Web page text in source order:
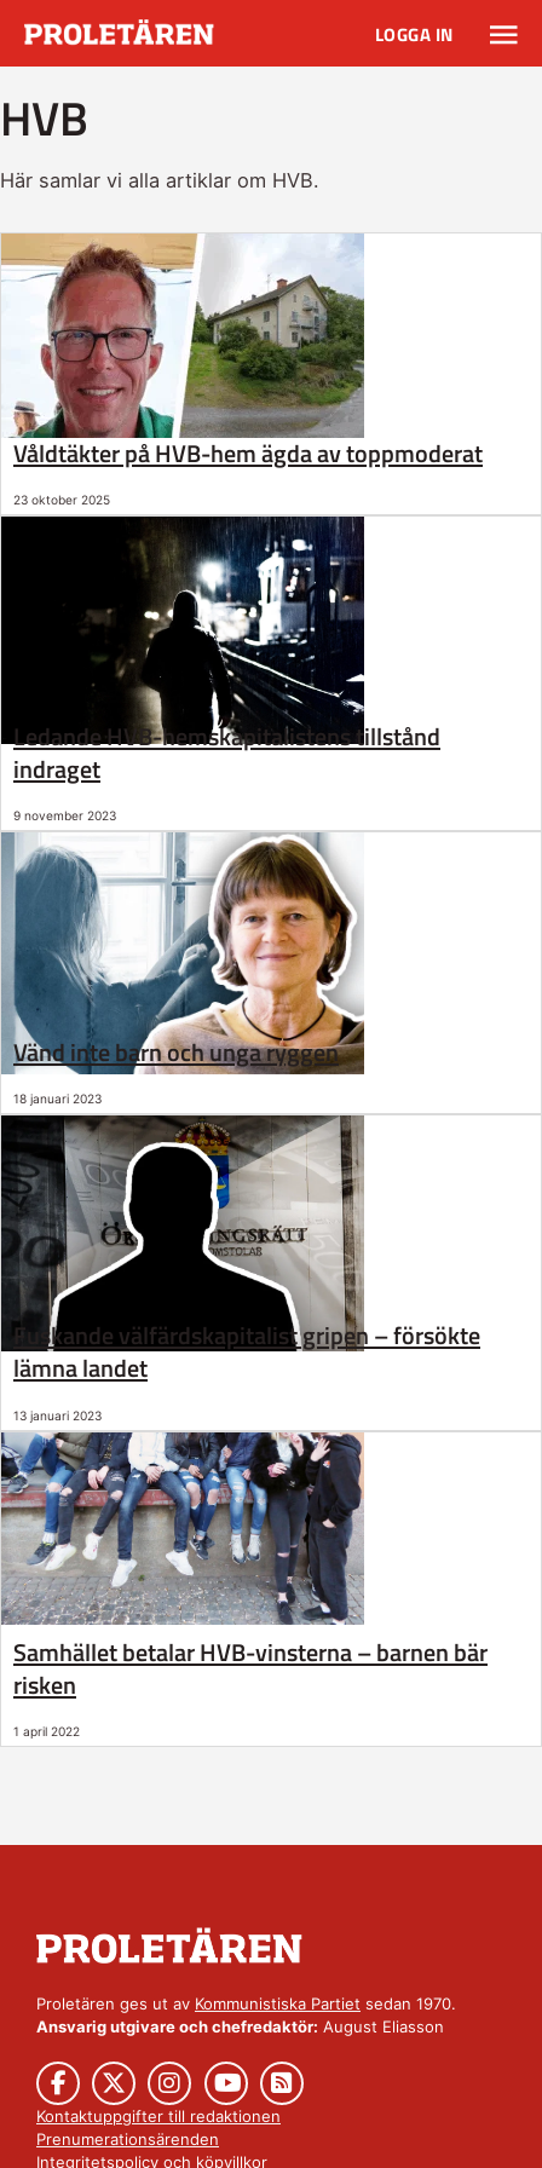
LOGGA IN
HVB
Här samlar vi alla artiklar om HVB.
Våldtäkter på HVB-hem ägda av toppmoderat
23 oktober 2025
Ledande HVB-hemskapitalistens tillstånd
indraget
9 november 2023
Vänd inte barn och unga ryggen
18 januari 2023
Fuskande välfärdskapitalist gripen – försökte
lämna landet
13 januari 2023
Samhället betalar HVB-vinsterna – barnen bär
risken
1 april 2022
Proletären ges ut av Kommunistiska Partiet sedan 1970.
Ansvarig utgivare och chefredaktör: August Eliasson
Kontaktuppgifter till redaktionen
Prenumerationsärenden
Integritetspolicy och köpvillkor